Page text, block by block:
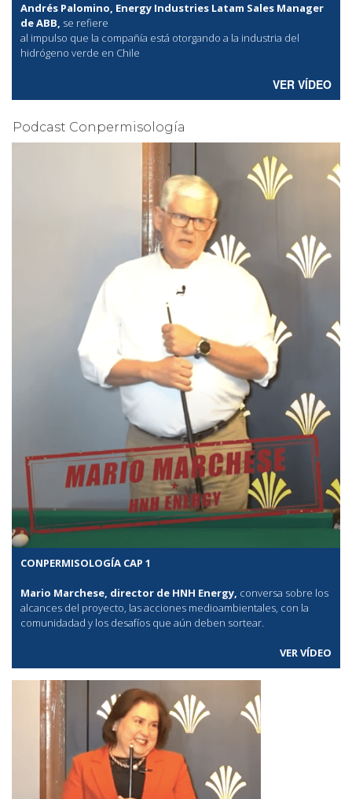
Andrés Palomino, Energy Industries Latam Sales Manager
de ABB, se refiere
al impulso que la compañía está otorgando a la industria del
hidrógeno verde en Chile
VER VÍDEO
Podcast Conpermisología
CONPERMISOLOGÍA CAP 1
Mario Marchese, director de HNH Energy, conversa sobre los
alcances del proyecto, las acciones medioambientales, con la
comunidadad y los desafíos que aún deben sortear.
VER VÍDEO